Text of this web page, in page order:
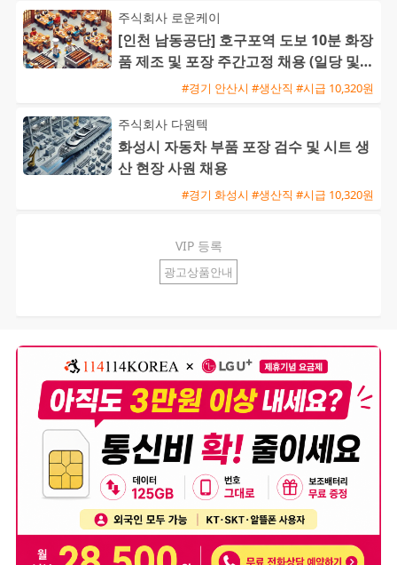
주식회사 로운케이
[인천 남동공단] 호구포역 도보 10분 화장
품 제조 및 포장 주간고정 채용 (일당 및
주급 가능)#경기 안산시 #생산직 #시급 10,320원
주식회사 다원텍
화성시 자동차 부품 포장 검수 및 시트 생
산 현장 사원 채용
#경기 화성시 #생산직 #시급 10,320원
VIP 등록
광고상품안내